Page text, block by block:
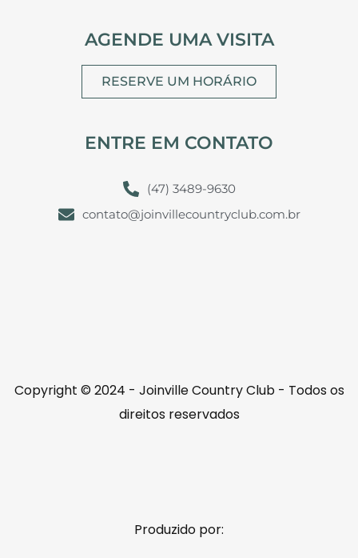
AGENDE UMA VISITA
RESERVE UM HORÁRIO
ENTRE EM CONTATO
(47) 3489-9630
contato@joinvillecountryclub.com.br
Copyright © 2024 - Joinville Country Club - Todos os
direitos reservados
Produzido por: